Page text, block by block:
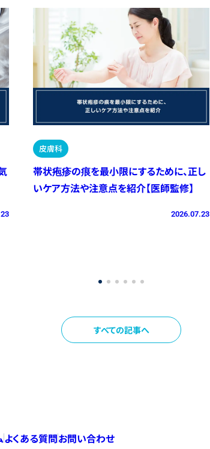
皮膚科
帯状疱疹の痕を最小限にするために、正し
いケア方法や注意点を紹介【医師監修】
2026.07.23
すべての記事へ
よくある質問お問い合わせ